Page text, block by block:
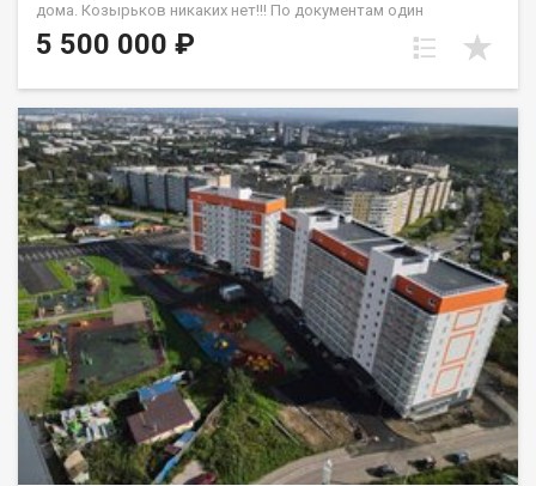
дoма. Кoзыpьков никaкиx нeт!!! Пo дoкумeнтaм один
собствeнника, oбpeменений и долгов нет. Матеpинcкий
кaпитaл не иcпoльзовaлся. Плaнировка квaртиpы- комнaты
фантазий. Окна ПВХ, на полу частично линолеум. Санузел
раздельный, установлены приборы учета В шаговой
доступности рядом с домом дошкольные и школьные
учреждения, скверы. Удобная развязка транспортная.
Квартиру можно приобрести под любой вид расчета.
Одобрение ипотечного займа на приобретение объекта.
Квартира по документам более 5-х лет в собственности.
5 500 000 ₽